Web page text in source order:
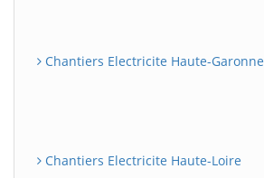
Chantiers Electricite Haute-Garonne
Chantiers Electricite Haute-Loire